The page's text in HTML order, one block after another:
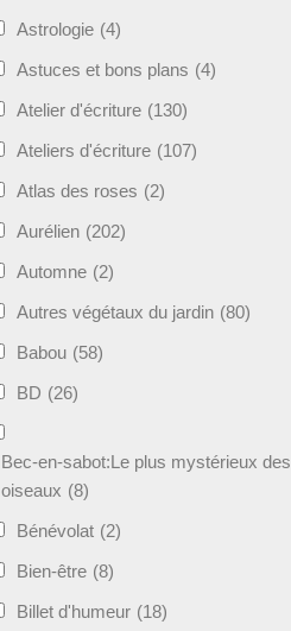
Astrologie (4)
Astuces et bons plans (4)
Atelier d'écriture (130)
Ateliers d'écriture (107)
Atlas des roses (2)
Aurélien (202)
Automne (2)
Autres végétaux du jardin (80)
Babou (58)
BD (26)
Bec-en-sabot:Le plus mystérieux des
oiseaux (8)
Bénévolat (2)
Bien-être (8)
Billet d'humeur (18)